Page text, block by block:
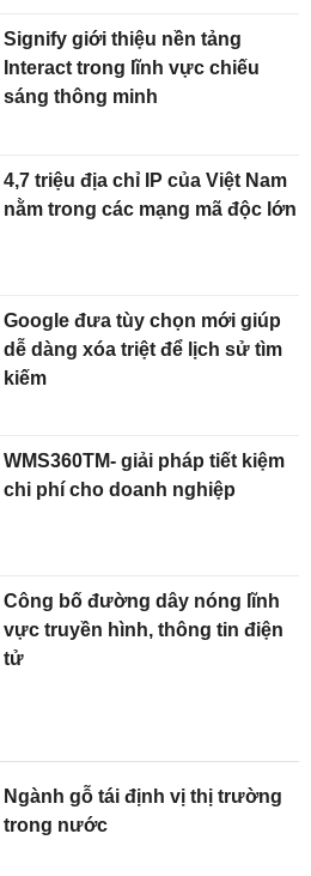
Signify giới thiệu nền tảng
Interact trong lĩnh vực chiếu
sáng thông minh
4,7 triệu địa chỉ IP của Việt Nam
nằm trong các mạng mã độc lớn
Google đưa tùy chọn mới giúp
dễ dàng xóa triệt để lịch sử tìm
kiếm
WMS360TM- giải pháp tiết kiệm
chi phí cho doanh nghiệp
Công bố đường dây nóng lĩnh
vực truyền hình, thông tin điện
tử
Ngành gỗ tái định vị thị trường
trong nước